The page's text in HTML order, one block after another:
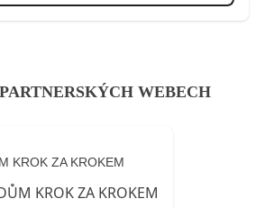
WEBECH
KROK ZA KROKEM